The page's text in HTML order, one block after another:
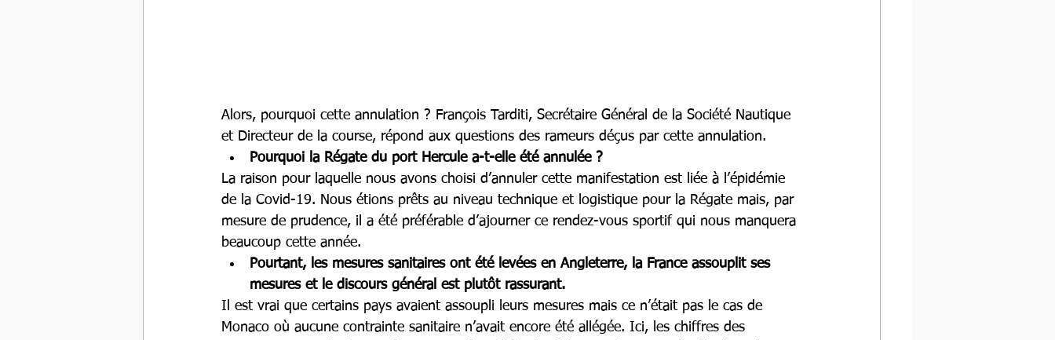
Alors, pourquoi cette annulation ? François Tarditi, Secrétaire Général de la Société Nautique
et Directeur de la course, répond aux questions des rameurs déçus par cette annulation.
Pourquoi la Régate du port Hercule a-t-elle été annulée ?
La raison pour laquelle nous avons choisi d’annuler cette manifestation est liée à l’épidémie
de la Covid-19. Nous étions prêts au niveau technique et logistique pour la Régate mais, par
mesure de prudence, il a été préférable d’ajourner ce rendez-vous sportif qui nous manquera
beaucoup cette année.
Pourtant, les mesures sanitaires ont été levées en Angleterre, la France assouplit ses
mesures et le discours général est plutôt rassurant.
Il est vrai que certains pays avaient assoupli leurs mesures mais ce n’était pas le cas de
Monaco où aucune contrainte sanitaire n’avait encore été allégée. Ici, les chiffres des